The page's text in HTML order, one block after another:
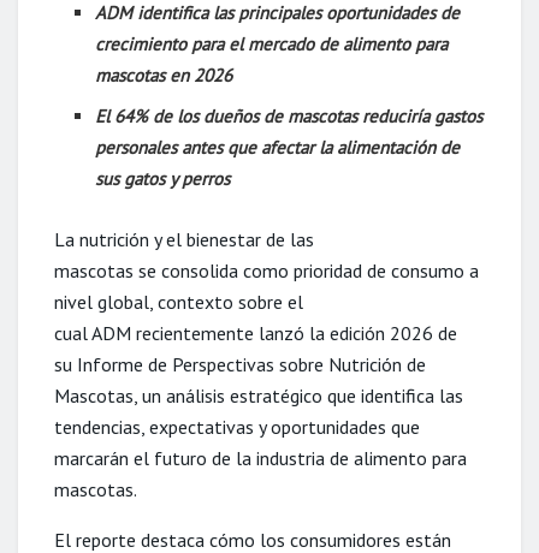
ADM identifica las principales oportunidades de
crecimiento para el mercado de alimento para
mascotas en 2026
El 64% de los dueños de mascotas reduciría gastos
personales antes que afectar la alimentación de
sus gatos y perros
La nutrición y el bienestar de las
mascotas se consolida como prioridad de consumo a
nivel global, contexto sobre el
cual ADM recientemente lanzó la edición 2026 de
su Informe de Perspectivas sobre Nutrición de
Mascotas, un análisis estratégico que identifica las
tendencias, expectativas y oportunidades que
marcarán el futuro de la industria de alimento para
mascotas.
El reporte destaca cómo los consumidores están